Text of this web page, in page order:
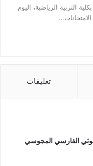
التربية الرياضية، اليوم
تعليقات
الفارسي المجوسي